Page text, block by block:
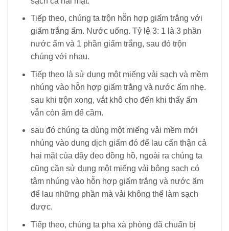
Tiếp theo, chúng ta trộn hỗn hợp giấm trắng với
giấm trắng ấm. Nước uống. Tỷ lệ 3: 1 là 3 phần
nước ấm và 1 phần giấm trắng, sau đó trộn
chúng với nhau.
Tiếp theo là sử dụng một miếng vải sạch và mềm
nhúng vào hỗn hợp giấm trắng và nước ấm nhẹ.
sau khi trộn xong, vắt khô cho đến khi thấy ấm
vẫn còn ấm để cầm.
sau đó chúng ta dùng một miếng vải mềm mới
nhúng vào dung dịch giấm đó để lau cẩn thận cả
hai mặt của dây đeo đồng hồ, ngoài ra chúng ta
cũng cần sử dụng một miếng vải bông sạch có
tâm nhúng vào hỗn hợp giấm trắng và nước ấm
để lau những phần mà vải không thể làm sạch
được.
Tiếp theo, chúng ta pha xà phòng đã chuẩn bị